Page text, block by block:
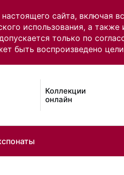
сайта, включая
использования, а
только по
быть воспроизведено
Коллекции
онлайн